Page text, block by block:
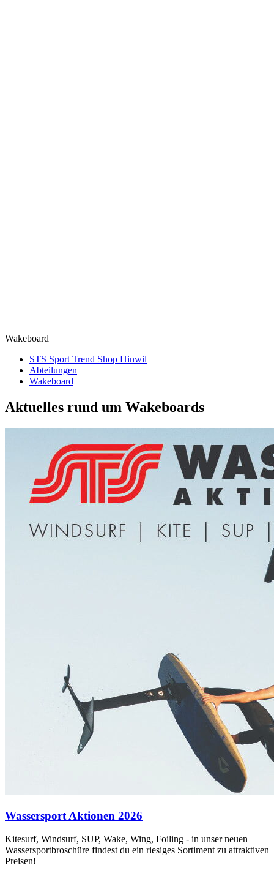
Wakeboard
STS Sport Trend Shop Hinwil
Abteilungen
Wakeboard
Aktuelles rund um Wake­boards
Wassersport Aktionen 2026
Kitesurf, Windsurf, SUP, Wake, Wing, Foiling - in unser neuen
Wassersportbroschüre findest du ein riesiges Sortiment zu attraktiven
Preisen!